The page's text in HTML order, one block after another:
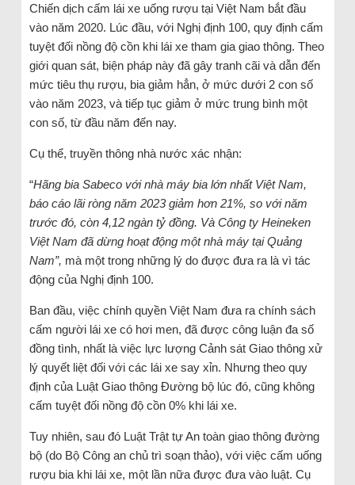
Chiến dịch cấm lái xe uống rượu tại Việt Nam bắt đầu
vào năm 2020. Lúc đầu, với Nghị định 100, quy định cấm
tuyệt đối nồng độ cồn khi lái xe tham gia giao thông. Theo
giới quan sát, biện pháp này đã gây tranh cãi và dẫn đến
mức tiêu thụ rượu, bia giảm hẳn, ở mức dưới 2 con số
vào năm 2023, và tiếp tục giảm ở mức trung bình một
con số, từ đầu năm đến nay.
Cụ thể, truyền thông nhà nước xác nhận:
“Hãng bia Sabeco với nhà máy bia lớn nhất Việt Nam,
báo cáo lãi ròng năm 2023 giảm hơn 21%, so với năm
trước đó, còn 4,12 ngàn tỷ đồng. Và Công ty Heineken
Việt Nam đã dừng hoạt động một nhà máy tại Quảng
Nam”, mà một trong những lý do được đưa ra là vì tác
động của Nghị định 100.
Ban đầu, việc chính quyền Việt Nam đưa ra chính sách
cấm người lái xe có hơi men, đã được công luận đa số
đồng tình, nhất là việc lực lượng Cảnh sát Giao thông xử
lý quyết liệt đối với các lái xe say xỉn. Nhưng theo quy
định của Luật Giao thông Đường bộ lúc đó, cũng không
cấm tuyệt đối nồng độ cồn 0% khi lái xe.
Tuy nhiên, sau đó Luật Trật tự An toàn giao thông đường
bộ (do Bộ Công an chủ trì soạn thảo), với việc cấm uống
rượu bia khi lái xe, một lần nữa được đưa vào luật. Cụ